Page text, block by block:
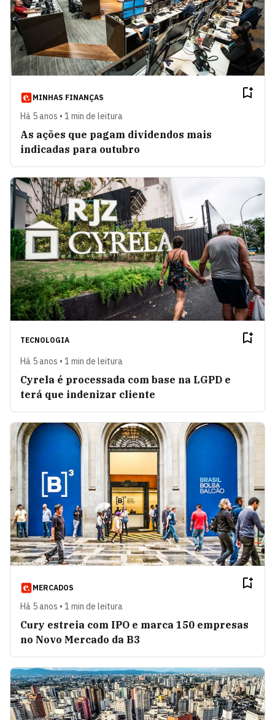
MINHAS FINANÇAS
Há 5 anos • 1 min de leitura
As ações que pagam dividendos mais
indicadas para outubro
TECNOLOGIA
Há 5 anos • 1 min de leitura
Cyrela é processada com base na LGPD e
terá que indenizar cliente
MERCADOS
Há 5 anos • 1 min de leitura
Cury estreia com IPO e marca 150 empresas
no Novo Mercado da B3